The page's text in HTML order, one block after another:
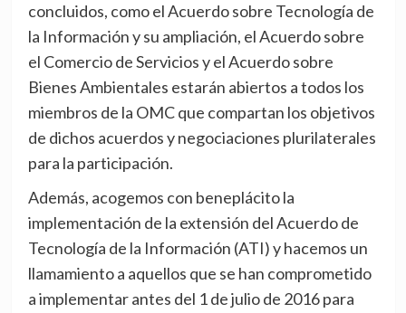
concluidos, como el Acuerdo sobre Tecnología de
la Información y su ampliación, el Acuerdo sobre
el Comercio de Servicios y el Acuerdo sobre
Bienes Ambientales estarán abiertos a todos los
miembros de la OMC que compartan los objetivos
de dichos acuerdos y negociaciones plurilaterales
para la participación.
Además, acogemos con beneplácito la
implementación de la extensión del Acuerdo de
Tecnología de la Información (ATI) y hacemos un
llamamiento a aquellos que se han comprometido
a implementar antes del 1 de julio de 2016 para